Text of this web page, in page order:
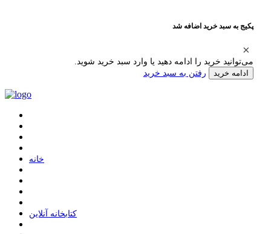
پکیج به سبد خرید اضافه شد
می‌توانید خرید را ادامه دهید یا وارد سبد خرید شوید.
ادامه خرید رفتن به سبد خرید
ﺧﺎﻧﻪ
ﮐﺘﺎﺑﺨﺎﻧﻪ ﺁﻧﻼﯾﻦ